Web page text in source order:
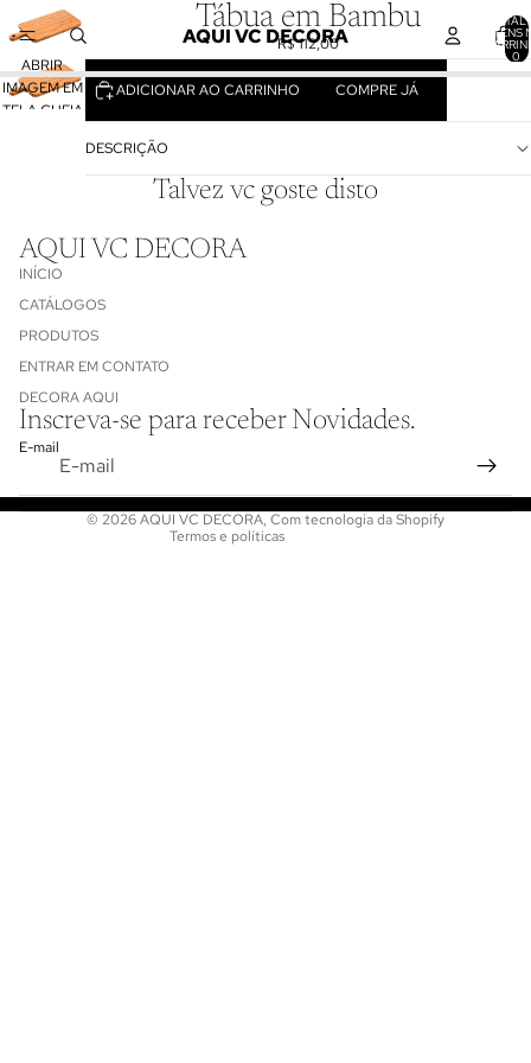
AQUI VC DECORA
TOTAL
ITENS
0
ABRIR
IMAGEM EM
TELA CHEIA
Tábua em Bambu
R$ 112,00
ADICIONAR AO CARRINHO COMPRE JÁ
DESCRIÇÃO
Talvez vc goste disto
AQUI VC DECORA
INÍCIO
CATÁLOGOS
PRODUTOS
ENTRAR EM CONTATO
DECORA AQUI
Inscreva-se para receber Novidades.
E-mail
© 2026AQUI VC DECORA, Com tecnologia da Shopify
Termos e políticas
Política de reembolso
Política de privacidade
Termos de serviço
Informações de contato